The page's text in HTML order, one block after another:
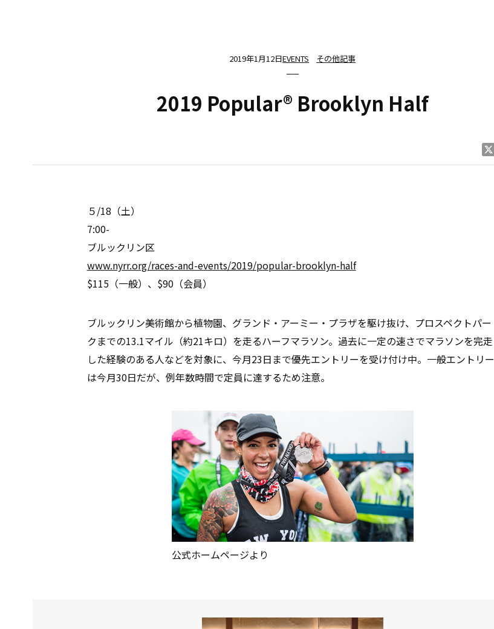
2019年1月12日EVENTS その他記事
2019 Popular® Brooklyn Half
５/18（土）
7:00-
ブルックリン区
www.nyrr.org/races-and-events/2019/popular-brooklyn-half
$115（一般）、$90（会員）
ブルックリン美術館から植物園、グランド・アーミー・プラザを駆け抜け、プロスペクトパー
クまでの13.1マイル（約21キロ）を走るハーフマラソン。過去に一定の速さでマラソンを完走
した経験のある人などを対象に、今月23日まで優先エントリーを受け付け中。一般エントリー
は今月30日だが、例年数時間で定員に達するため注意。
公式ホームページより